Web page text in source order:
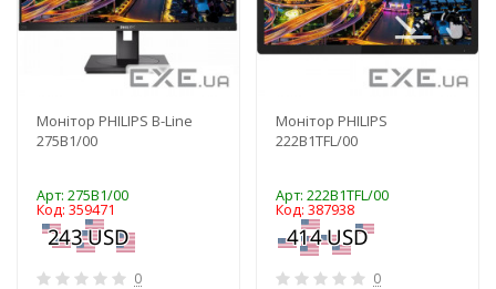
Монітор PHILIPS B-Line
275B1/00
Арт: 275B1/00
Код: 359471
0
Монітор PHILIPS
222B1TFL/00
Арт: 222B1TFL/00
Код: 387938
0